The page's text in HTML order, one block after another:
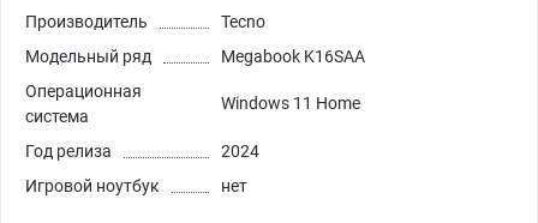
Производитель
Tecno
Модельный ряд
Megabook K16SAA
Операционная
система
Windows 11 Home
Год релиза
2024
Игровой ноутбук
нет